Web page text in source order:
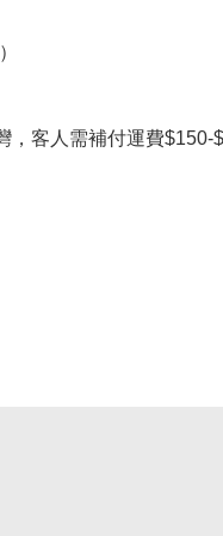
，客人需補付運費